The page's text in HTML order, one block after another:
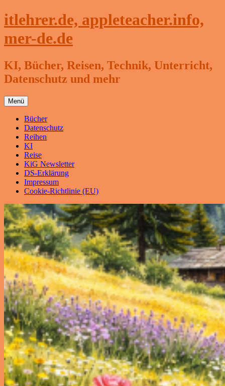
Zum
Inhalt
itlehrer.de, appleteacher.info,
mer-de.de
KI, Bücher, Reisen, Technik, Unterricht,
Datenschutz und mehr
Menü
Bücher
Datenschutz
Reihen
KI
Reise
KiG Newsletter
DS-Erklärung
Impressum
Cookie-Richtlinie (EU)